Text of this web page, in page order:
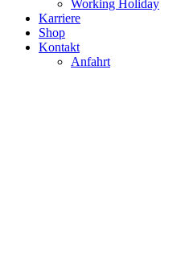
Working Holiday
Karriere
Shop
Kontakt
Anfahrt